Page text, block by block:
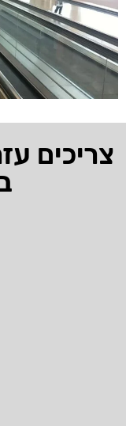
צריכים